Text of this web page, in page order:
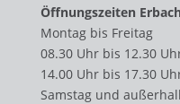
Öffnungszeiten
Montag bis Freitag
08.30 Uhr bis 12.30
14.00 Uhr bis 17.30
Samstag und